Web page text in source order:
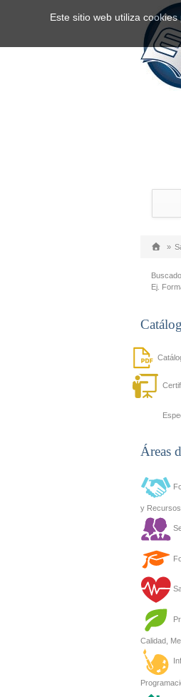
»
Ej.
Áreas
y
Calidad,
Este sitio web utiliza